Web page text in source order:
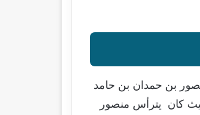
بن حمدان بن حامد
كان يترأس منصور